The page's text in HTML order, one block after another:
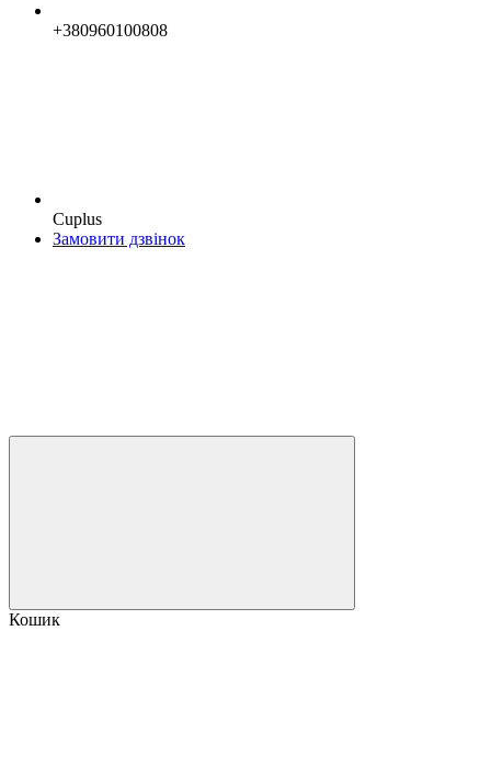
+380960100808
Cuplus
Замовити дзвінок
Кошик